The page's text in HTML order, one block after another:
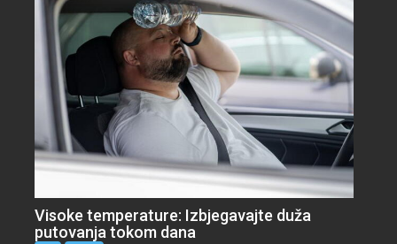
Visoke temperature: Izbjegavajte duža
putovanja tokom dana